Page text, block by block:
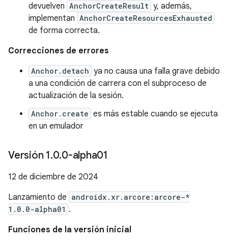
devuelven AnchorCreateResult y, además,
implementan AnchorCreateResourcesExhausted
de forma correcta.
Correcciones de errores
Anchor.detach ya no causa una falla grave debido
a una condición de carrera con el subproceso de
actualización de la sesión.
Anchor.create es más estable cuando se ejecuta
en un emulador
Versión 1.0.0-alpha01
12 de diciembre de 2024
Lanzamiento de androidx.xr.arcore:arcore-*
1.0.0-alpha01 .
Funciones de la versión inicial